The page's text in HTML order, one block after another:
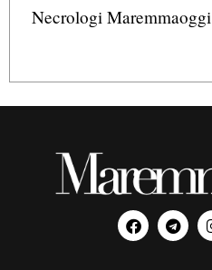
Necrologi Maremmaoggi